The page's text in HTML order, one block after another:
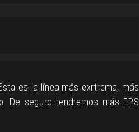
es la línea más exrtrema, más
De seguro tendremos más FPS